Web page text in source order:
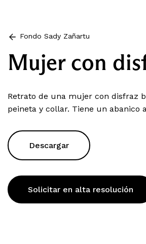
Fondo Sady Zañartu
Mujer con
Retrato de una mujer con disfraz
peineta y collar. Tiene un abanico
Descargar
Solicitar en alta resolución